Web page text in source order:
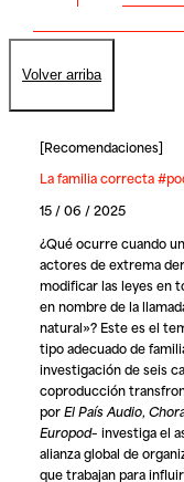
Volver arriba
[Recomendaciones]
La familia correcta
15 / 06 / 2025
¿Qué ocurre cuando
actores de extrema
modificar las leyes en
en nombre de la
natural»? Este es el
tipo adecuado de
investigación de seis
coproducción
porEl País Audio,
Europod– investiga el
alianza global de
que trabajan para